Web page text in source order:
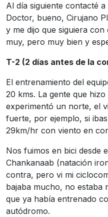
Al día siguiente contacté
Doctor, bueno, Cirujano
y me dijo que siguiera
muy, pero muy bien y
T-2 (2 días antes de la
El entrenamiento del
20 kms. La gente que
experimentó un norte, el
fuerte, por ejemplo, si
29km/hr con viento en
Nos fuimos en bici desde
Chankanaab (natación
contra, pero vi mi
bajaba mucho, no estaba
que ya había entrenado
autódromo.